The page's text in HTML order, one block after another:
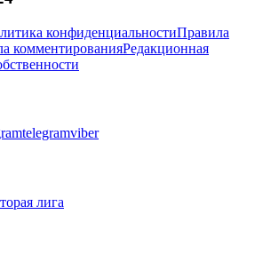
конфиденциальностиПравила
комментированияРедакционная
telegramviber
лига